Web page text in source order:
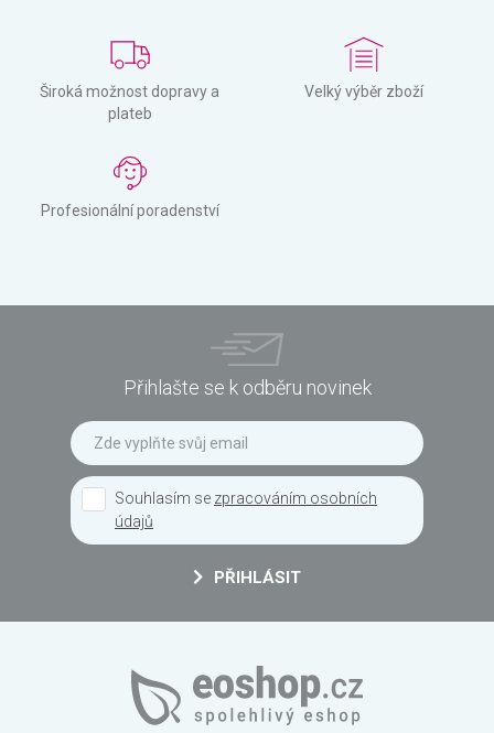
Široká možnost dopravy a
plateb
Velký výběr zboží
Profesionální poradenství
Přihlašte se k odběru novinek
Souhlasím se zpracováním osobních
údajů
PŘIHLÁSIT